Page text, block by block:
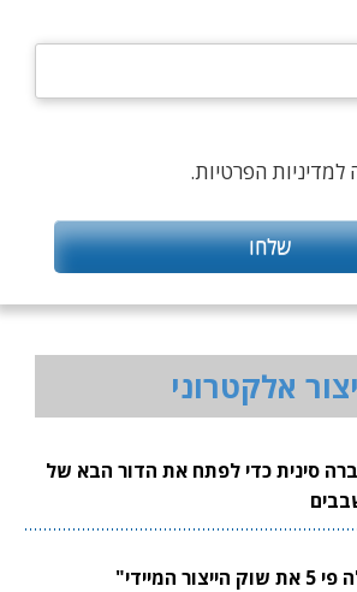
למדיניות הפרטיות.
אלקטרוני
סינית כדי לפתח את הדור הבא של